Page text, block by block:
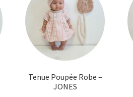
Tenue Poupée Robe –
JONES